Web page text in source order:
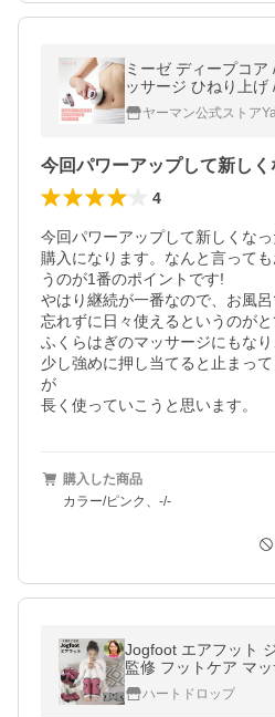
ミーゼ ディープコア /
ッサージ ひねり上
ヤーマン公式ストア
4
今回パワーアップして新しくな
購入になります。なんと言って
うのが1番のポイントです!
やはり継続が一番なので、お風呂
忘れずに日々使えるというのがと
ふくらはぎのマッサージにもなり
少し強めに押し当てると止まっ
が
長く使っていこうと思います。
購入した商品
カラー/ピンク、-/-
Jogfoot エアフット
監修 フットケア マ
事 スポーツ後 足の
らはぎ 癒し
ハートドロップ